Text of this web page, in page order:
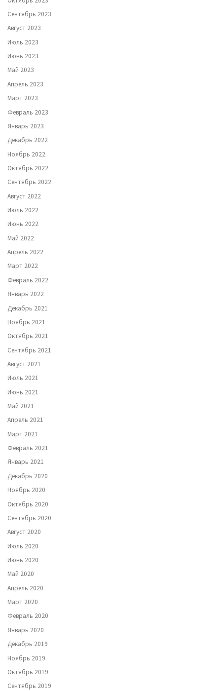
Сентябрь 2023
Август 2023
Июль 2023
Июнь 2023
Май 2023
Апрель 2023
Март 2023
Февраль 2023
Январь 2023
Декабрь 2022
Ноябрь 2022
Октябрь 2022
Сентябрь 2022
Август 2022
Июль 2022
Июнь 2022
Май 2022
Апрель 2022
Март 2022
Февраль 2022
Январь 2022
Декабрь 2021
Ноябрь 2021
Октябрь 2021
Сентябрь 2021
Август 2021
Июль 2021
Июнь 2021
Май 2021
Апрель 2021
Март 2021
Февраль 2021
Январь 2021
Декабрь 2020
Ноябрь 2020
Октябрь 2020
Сентябрь 2020
Август 2020
Июль 2020
Июнь 2020
Май 2020
Апрель 2020
Март 2020
Февраль 2020
Январь 2020
Декабрь 2019
Ноябрь 2019
Октябрь 2019
Сентябрь 2019